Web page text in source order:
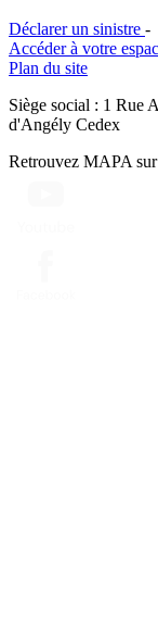
Déclarer un sinistre -
Accéder à votre
Plan du site
Siège social : 1 Rue
d'Angély Cedex
Retrouvez MAPA sur